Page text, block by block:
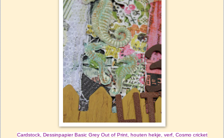
Cardstock, Dessinpapier Basic Grey Out of Print, houten hekje, verf, Cosmo cricket